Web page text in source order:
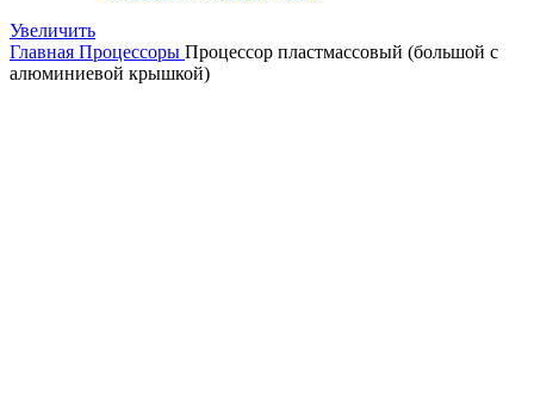
Увеличить
Главная Процессоры Процессор пластмассовый (большой с
алюминиевой крышкой)